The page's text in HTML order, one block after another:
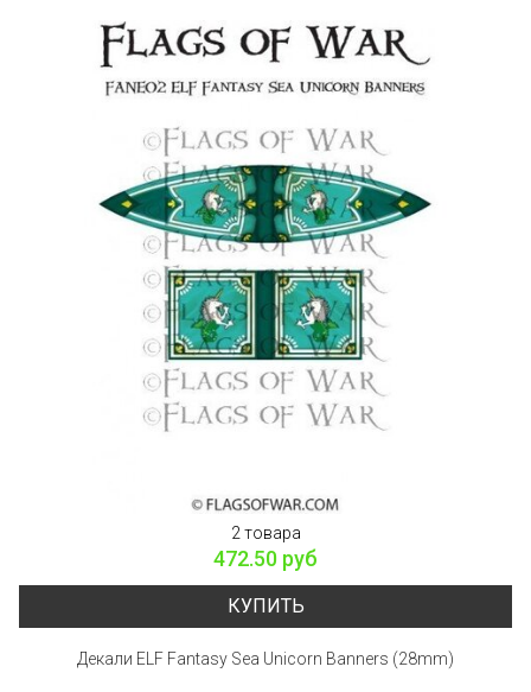
2 товара
472.50 руб
КУПИТЬ
Декали ELF Fantasy Sea Unicorn Banners (28mm)